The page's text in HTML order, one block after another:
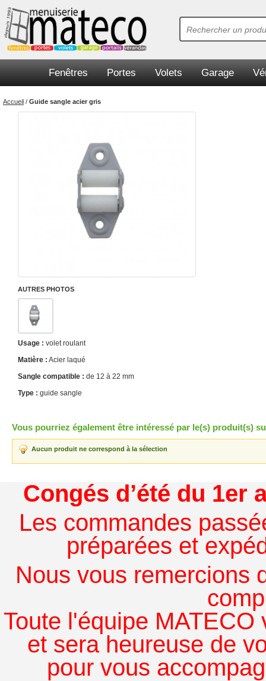
Fenêtres Portes Volets Garage
Accueil / Guide sangle acier gris
AUTRES PHOTOS
Usage : volet roulant
Matière : Acier laqué
Sangle compatible : de 12 à 22 mm
Type : guide sangle
Vous pourriez également être intéressé par le(s) produit(s)
Aucun produit ne correspond à la sélection
Congés d’été du 1er
Les commandes
préparées et
Nous vous remercions
Toute l'équipe
et sera heureuse de
pour vous